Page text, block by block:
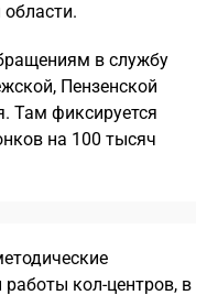
в службу
Пензенской
Там фиксируется
на 100 тысяч
кол-центров, в